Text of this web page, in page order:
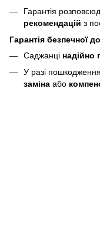
Гарантія
рекомендацій з
Гарантія безпечної
Саджанці надійно
У разі
заміна або